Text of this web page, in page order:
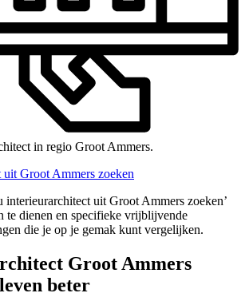
in regio Groot Ammers.
Groot Ammers zoeken
uit Groot Ammers zoeken’
te dienen en specifieke vrijblijvende
die je op je gemak kunt vergelijken.
Groot Ammers
beter